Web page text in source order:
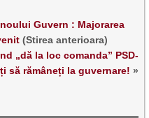
Guvern : Majorarea
(Stirea anterioara)
„dă la loc comanda” PSD-
să rămâneți la guvernare! »